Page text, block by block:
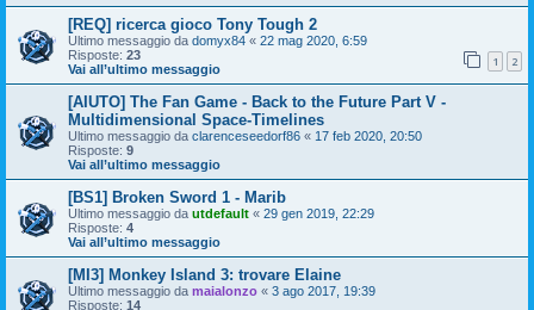
[REQ] ricerca gioco Tony Tough 2
Ultimo messaggio da domyx84 « 22 mag 2020, 6:59
Risposte: 23 1 2
Vai all’ultimo messaggio
[AIUTO] The Fan Game - Back to the Future Part V -
Multidimensional Space-Timelines
Ultimo messaggio da clarenceseedorf86 « 17 feb 2020, 20:50
Risposte: 9
Vai all’ultimo messaggio
[BS1] Broken Sword 1 - Marib
Ultimo messaggio da utdefault « 29 gen 2019, 22:29
Risposte: 4
Vai all’ultimo messaggio
[MI3] Monkey Island 3: trovare Elaine
Ultimo messaggio da maialonzo « 3 ago 2017, 19:39
Risposte: 14